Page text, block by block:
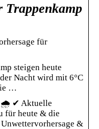
Trappenkamp
für
steigen heute
Nacht wird mit 6°C
…
🌧️ ✔ Aktuelle
für heute & die
&